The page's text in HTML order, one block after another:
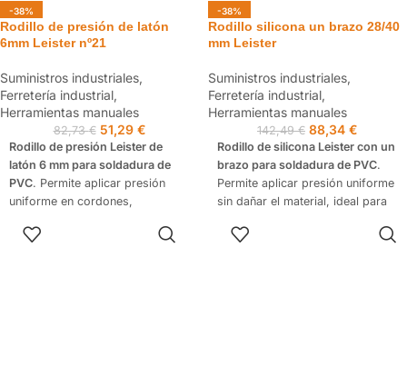
-38%
Rodillo de presión de latón
6mm Leister nº21
Suministros industriales,
Ferretería industrial,
Herramientas manuales
82,73€ 51,29 €
Rodillo de presión Leister de
latón 6 mm para soldadura de
PVC. Permite aplicar presión
uniforme en cordones,
calidad del acabado en trabajos
-38%
Rodillo silicona un brazo 28/40
mm Leister
Suministros industriales,
Ferretería industrial,
Herramientas manuales
142,49€ 88,34 €
Rodillo de silicona Leister con un
brazo para soldadura de PVC.
Permite aplicar presión uniforme
sin dañar el material, ideal para
impermeabilización.